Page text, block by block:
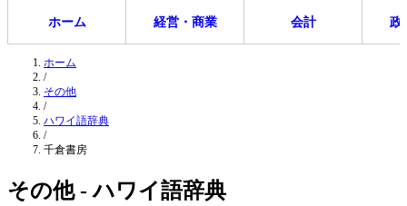
ホーム 経営・商業 会計 政
ホーム
/
その他
/
ハワイ語辞典
/
千倉書房
その他 - ハワイ語辞典